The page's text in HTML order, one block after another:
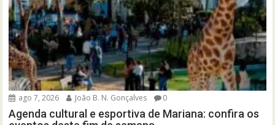
ago 7, 2026 João B. N. Gonçalves 0
Agenda cultural e esportiva de Mariana: confira os